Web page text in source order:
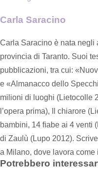
Carla Saracino
Carla Saracino è nata negli
provincia di Taranto. Suoi
pubblicazioni, tra cui:
e «Almanacco dello
milioni di luoghi (Lietocolle
l’opera prima), Il chiarore
bambini, 14 ﬁabe ai 4 venti
di Zaulù (Lupo 2012).
a Milano, dove lavora come
Potrebbero